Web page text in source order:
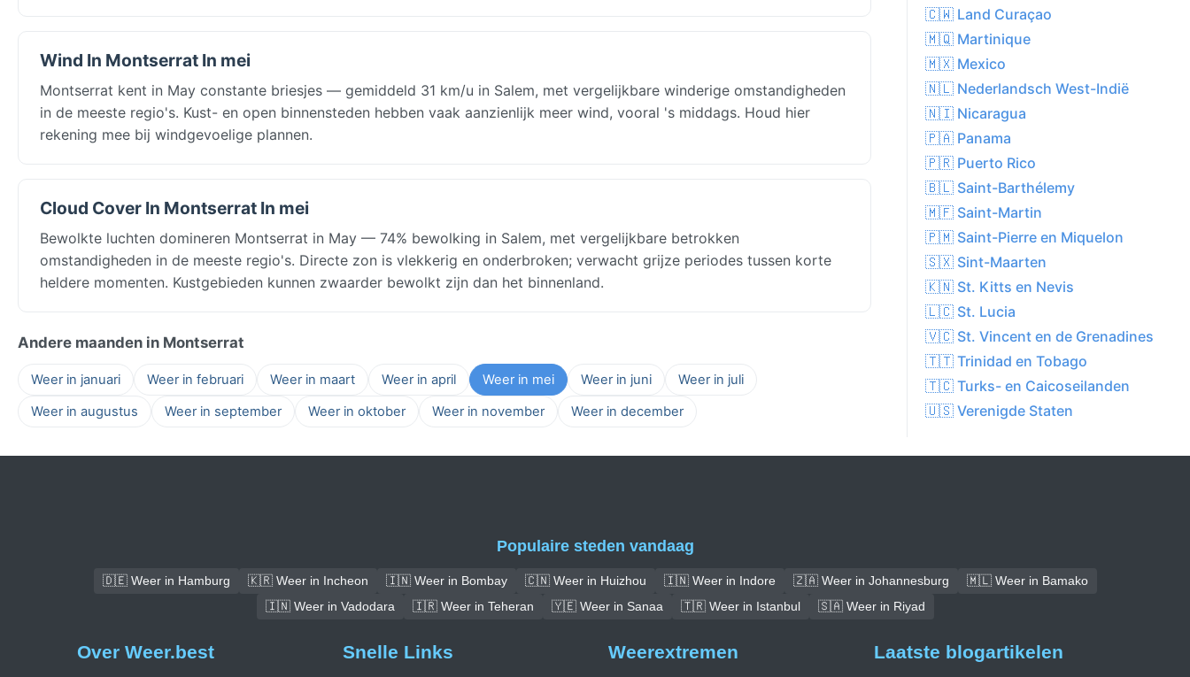
Wind In Montserrat In mei
Montserrat kent in May constante briesjes — gemiddeld 31 km/u in Salem, met vergelijkbare winderige omstandigheden
in de meeste regio's. Kust- en open binnensteden hebben vaak aanzienlijk meer wind, vooral 's middags. Houd hier
rekening mee bij windgevoelige plannen.
Cloud Cover In Montserrat In mei
Bewolkte luchten domineren Montserrat in May — 74% bewolking in Salem, met vergelijkbare betrokken
omstandigheden in de meeste regio's. Directe zon is vlekkerig en onderbroken; verwacht grijze periodes tussen korte
heldere momenten. Kustgebieden kunnen zwaarder bewolkt zijn dan het binnenland.
Andere maanden in Montserrat
Weer in januari Weer in februari Weer in maart Weer in april Weer in mei Weer in juni
Weer in juli
Weer in augustus
Weer in september Weer in oktober Weer in november Weer in december
🇨🇼 Land Curaçao
🇲🇶 Martinique
🇲🇽 Mexico
🇳🇱 Nederlandsch West-Indië
🇳🇮 Nicaragua
🇵🇦 Panama
🇵🇷 Puerto Rico
🇧🇱 Saint-Barthélemy
🇲🇫 Saint-Martin
🇵🇲 Saint-Pierre en Miquelon
🇸🇽 Sint-Maarten
🇰🇳 St. Kitts en Nevis
🇱🇨 St. Lucia
🇻🇨 St. Vincent en de Grenadines
🇹🇹 Trinidad en Tobago
🇹🇨 Turks- en Caicoseilanden
🇺🇸 Verenigde Staten
Populaire steden vandaag
🇩🇪 Weer in Hamburg 🇰🇷 Weer in Incheon 🇮🇳 Weer in Bombay 🇨🇳 Weer in Huizhou 🇮🇳 Weer in Indore 🇿🇦 Weer in Johannesburg
🇲🇱 Weer in Bamako
🇮🇳 Weer in Vadodara
🇮🇷 Weer in Teheran 🇾🇪 Weer in Sanaa 🇹🇷 Weer in Istanbul 🇸🇦 Weer in Riyad
Over Weer.best Snelle Links Weerextremen Laatste blogartikelen